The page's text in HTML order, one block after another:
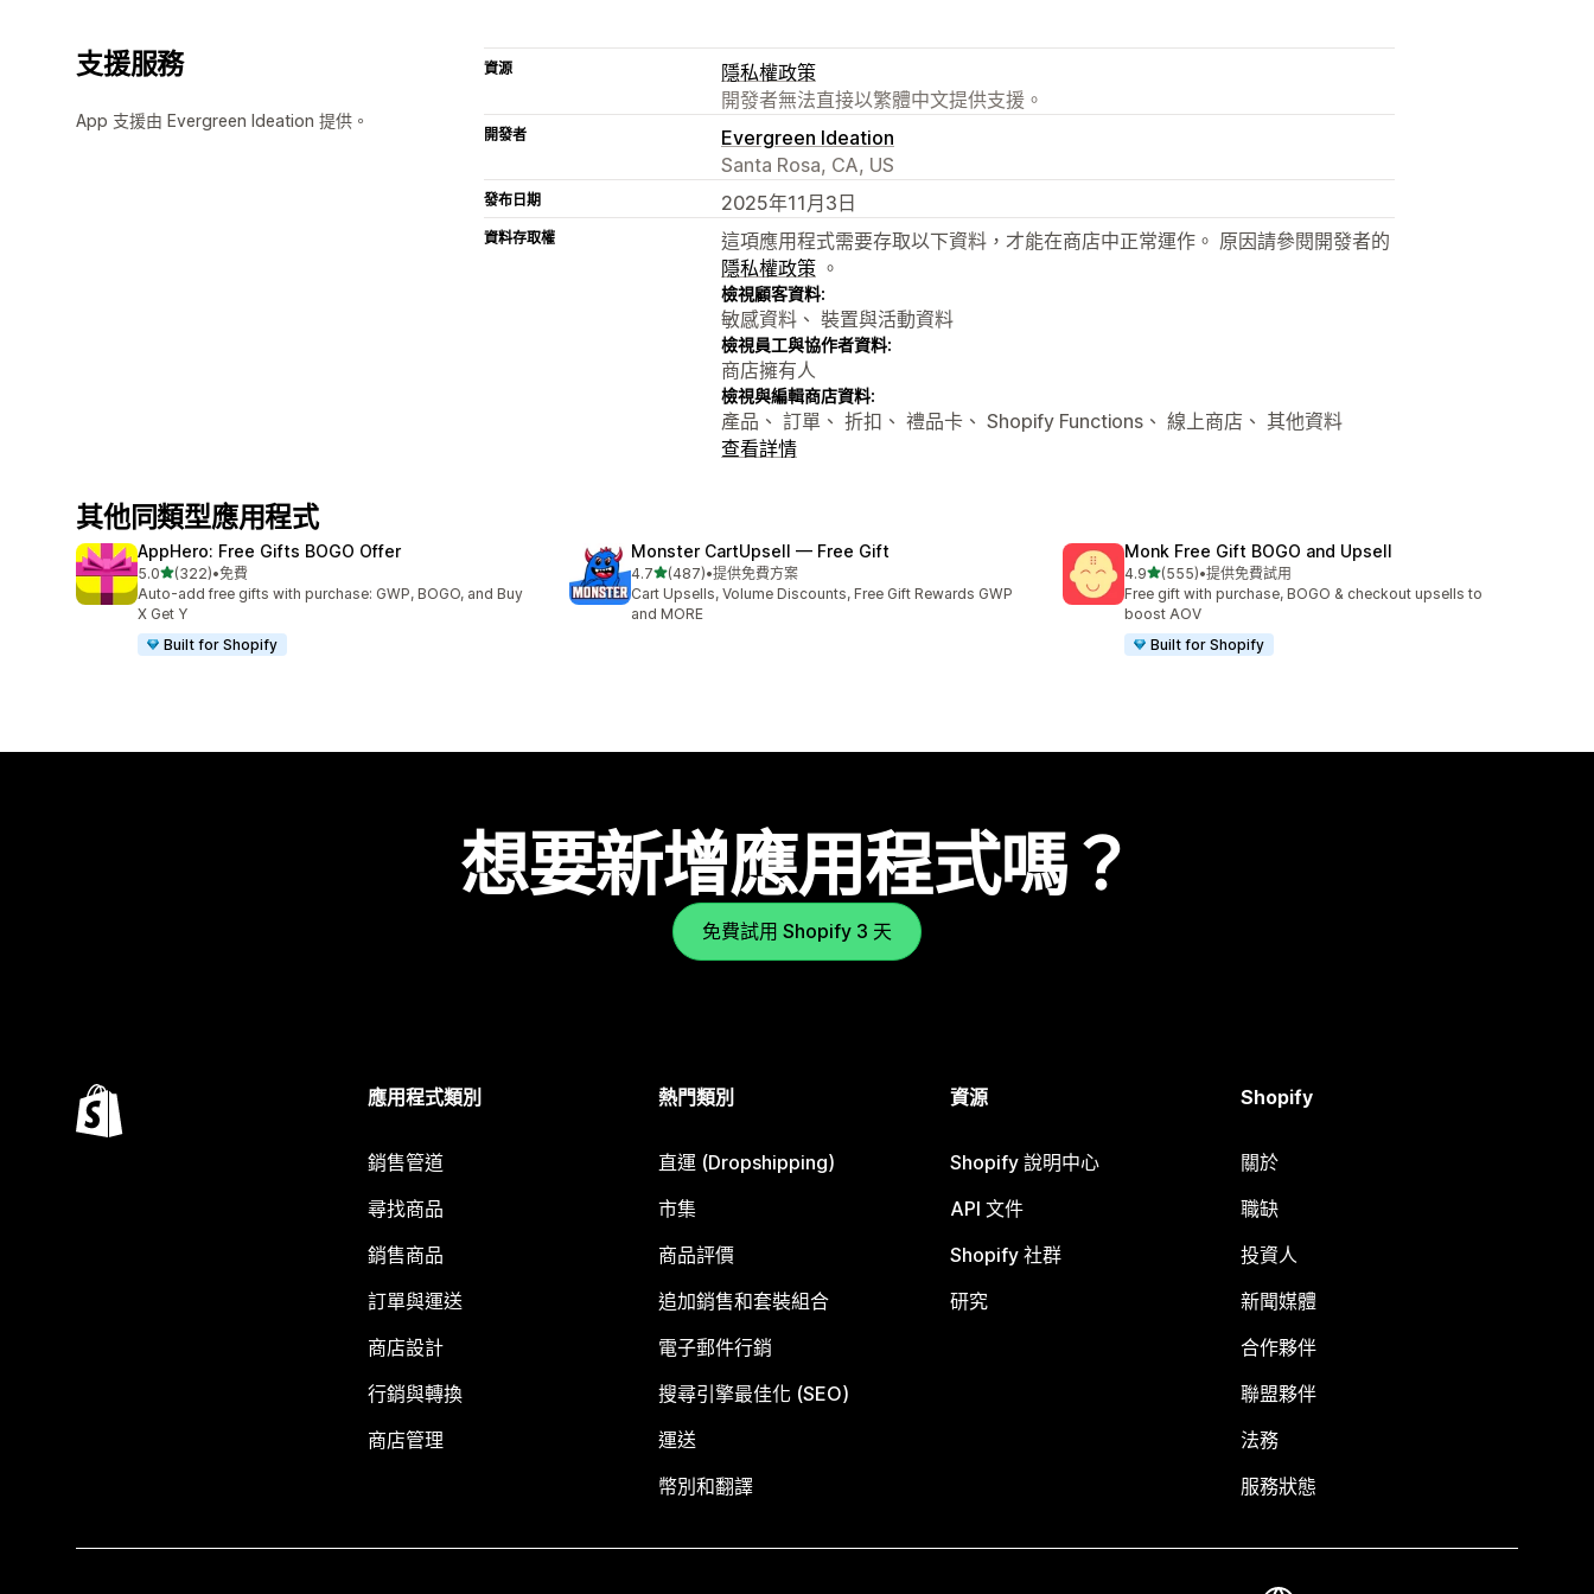
支援服務
App 支援由 Evergreen Ideation 提供。
資源
隱私權政策
開發者無法直接以繁體中文提供支援。
開發者
Evergreen Ideation
Santa Rosa, CA, US
發布日期 2025年11月3日
資料存取權
這項應用程式需要存取以下資料，才能在商店中正常運作。 原因請參閱開發者的
隱私權政策 。
檢視顧客資料:
敏感資料、 裝置與活動資料
檢視員工與協作者資料:
商店擁有人
檢視與編輯商店資料:
產品、 訂單、 折扣、 禮品卡、 Shopify Functions、 線上商店、 其他資料
查看詳情
其他同類型應用程式
AppHero: Free Gifts BOGO Offer
5.0滿分 5 顆星
(322)
共有 322 則評價
•免費
Auto-add free gifts with purchase: GWP, BOGO, and Buy
X Get Y
Built for Shopify
Monster CartUpsell — Free Gift
4.7滿分 5 顆星
(487)
共有 487 則評價
•提供免費方案
Cart Upsells, Volume Discounts, Free Gift Rewards GWP
and MORE
Monk Free Gift BOGO and Upsell
4.9滿分 5 顆星
(555)
共有 555 則評價
•提供免費試用
Free gift with purchase, BOGO & checkout upsells to
boost AOV
Built for Shopify
想要新增應用程式嗎？
免費試用 Shopify 3 天
應用程式類別
銷售管道
尋找商品
銷售商品
訂單與運送
商店設計
行銷與轉換
商店管理
熱門類別
直運 (Dropshipping)
市集
商品評價
追加銷售和套裝組合
電子郵件行銷
搜尋引擎最佳化 (SEO)
運送
幣別和翻譯
資源
Shopify 說明中心
API 文件
Shopify 社群
研究
Shopify
關於
職缺
投資人
新聞媒體
合作夥伴
聯盟夥伴
法務
服務狀態